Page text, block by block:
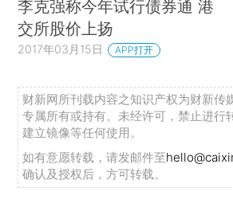
李克强称今年试行债券通 港
交所股价上扬
2017年03月15日 APP打开
财新网所刊载内容之知识产权为财新传
专属所有或持有。未经许可，禁止进行
建立镜像等任何使用。
如有意愿转载，请发邮件至
确认及授权后，方可转载。